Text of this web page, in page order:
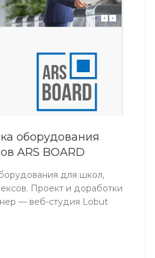
оборудования
ARS BOARD
для школ,
Проект и доработки
— веб-студия Lobut